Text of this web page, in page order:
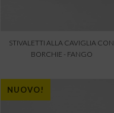
STIVALETTI ALLA CAVIGLIA CON
BORCHIE - FANGO
NUOVO!